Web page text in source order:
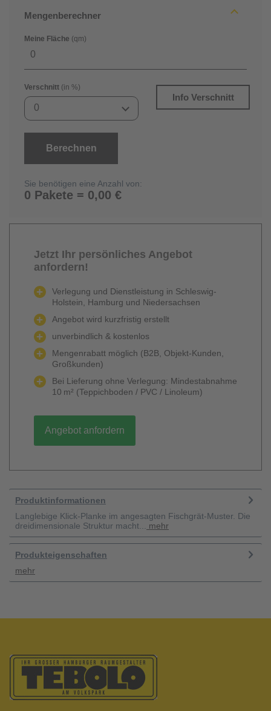
Mengenberechner
Meine Fläche (qm)
Verschnitt (in %)
0
Info Verschnitt
Berechnen
Sie benötigen eine Anzahl von:
0 Pakete = 0,00 €
Jetzt Ihr persönliches Angebot
anfordern!
Verlegung und Dienstleistung in Schleswig-
Holstein, Hamburg und Niedersachsen
Angebot wird kurzfristig erstellt
unverbindlich & kostenlos
Mengenrabatt möglich (B2B, Objekt-Kunden,
Großkunden)
Bei Lieferung ohne Verlegung: Mindestabnahme
10 m² (Teppichboden / PVC / Linoleum)
Angebot anfordern
Produktinformationen
Langlebige Klick-Planke im angesagten Fischgrät-Muster. Die
dreidimensionale Struktur macht...
mehr
Produkteigenschaften
mehr